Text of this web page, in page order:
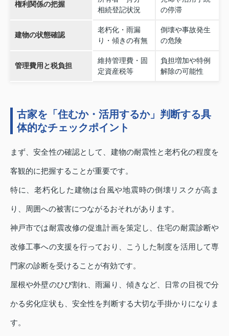
権利関係の把握
相続登記状況
の停滞
建物の状態確認
老朽化・雨漏
り・傾きの有無
倒壊や事故発生
の危険
管理費用と税負担
維持管理費・固
定資産税等
負担増加や特例
解除の可能性
古家を「住むか・活用するか」判断する具
体的なチェックポイント
まず、安全性の確認として、建物の耐震性と老朽化の程度を
客観的に把握することが重要です。
特に、老朽化した建物は台風や地震時の倒壊リスクが高ま
り、周囲への被害につながるおそれがあります。
神戸市では耐震改修の促進計画を策定し、住宅の耐震診断や
改修工事への支援を行っており、こうした制度を活用して専
門家の診断を受けることが有効です。
屋根や外壁のひび割れ、雨漏り、傾きなど、日常の目視で分
かる劣化症状も、安全性を判断する大切な手掛かりになりま
す。